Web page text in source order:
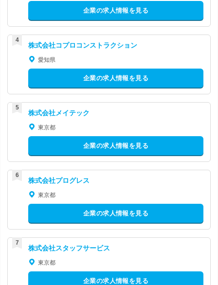
企業の求人情報を見る
株式会社コプロコンストラクション
愛知県
企業の求人情報を見る
株式会社メイテック
東京都
企業の求人情報を見る
株式会社プログレス
東京都
企業の求人情報を見る
株式会社スタッフサービス
東京都
企業の求人情報を見る